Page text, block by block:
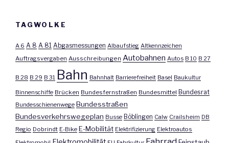
TAGWOLKE
A 6 A 8 A 81 Abgasmessungen Albaufstieg Altkennzeichen
Auftragsvergaben Ausschreibungen Autobahnen Autos B 10 B 27
B 28 B 29 B 31 Bahn Bahnhalt Barrierefreiheit Basel Baukultur
Binnenschiffe Brücken Bundesfernstraßen Bundesmittel Bundesrat
Bundesschienenwege Bundesstraßen
Bundesverkehrswegeplan Busse Böblingen Calw Crailsheim DB
Regio Dobrindt E-Bike E-Mobilität Elektrifizierung Elektroautos